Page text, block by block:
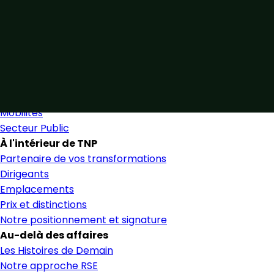
Mobilités
Secteur Public
À l'intérieur de TNP
Partenaire de vos transformations
Dirigeants
Emplacements
Prix et distinctions
Notre positionnement et signature
Au-delà des affaires
Les Histoires de Demain
Notre approche RSE